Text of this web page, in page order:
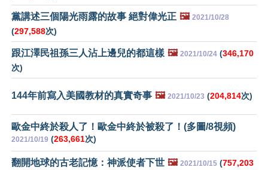
黨講述三個陽光雨露的故事 絕對偉光正 🖼️ 2021/10/28
(297,588次)
跟江澤民祖孫三人沾上邊兒的都這樣 🖼️ 2021/10/24 (346,170
次)
144年前寫入美國教材的真實奇事 🖼️ 2021/10/23 (204,814次)
歐金中終於殺人了！歐金中終於被殺了！(多圖/8視頻)
2021/10/19 (263,661次)
翻開地球的古老記憶：神派使者下世 🖼️ 2021/10/15 (757,203